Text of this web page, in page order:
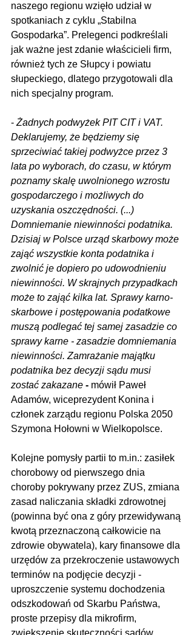
naszego regionu wzięło udział w
spotkaniach z cyklu „Stabilna
Gospodarka”. Prelegenci podkreślali
jak ważne jest zdanie właścicieli firm,
również tych ze Słupcy i powiatu
słupeckiego, dlatego przygotowali dla
nich specjalny program.
- Żadnych podwyżek PIT CIT i VAT.
Deklarujemy, że będziemy się
sprzeciwiać takiej podwyżce przez 3
lata po wyborach, do czasu, w którym
poznamy skalę uwolnionego wzrostu
gospodarczego i możliwych do
uzyskania oszczędności. (...)
Domniemanie niewinności podatnika.
Dzisiaj w Polsce urząd skarbowy może
zająć wszystkie konta podatnika i
zwolnić je dopiero po udowodnieniu
niewinności. W skrajnych przypadkach
może to zająć kilka lat. Sprawy karno-
skarbowe i postępowania podatkowe
muszą podlegać tej samej zasadzie co
sprawy karne - zasadzie domniemania
niewinności. Zamrażanie majątku
podatnika bez decyzji sądu musi
zostać zakazane - mówił Paweł
Adamów, wiceprezydent Konina i
członek zarządu regionu Polska 2050
Szymona Hołowni w Wielkopolsce.
Kolejne pomysły partii to m.in.: zasiłek
chorobowy od pierwszego dnia
choroby pokrywany przez ZUS, zmiana
zasad naliczania składki zdrowotnej
(powinna być ona z góry przewidywaną
kwotą przeznaczoną całkowicie na
zdrowie obywatela), kary finansowe dla
urzędów za przekroczenie ustawowych
terminów na podjęcie decyzji -
uproszczenie systemu dochodzenia
odszkodowań od Skarbu Państwa,
proste przepisy dla mikrofirm,
zwiększenie skuteczności sądów